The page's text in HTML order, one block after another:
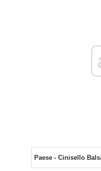
Paese - Cinisello